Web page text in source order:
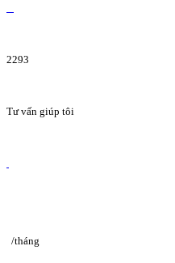
2293
Tư vấn giúp tôi
/tháng